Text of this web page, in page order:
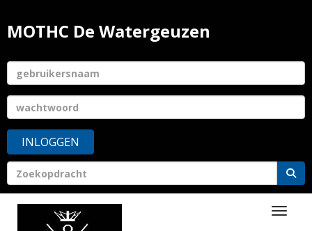
MOTHC De Watergeuzen
INLOGGEN